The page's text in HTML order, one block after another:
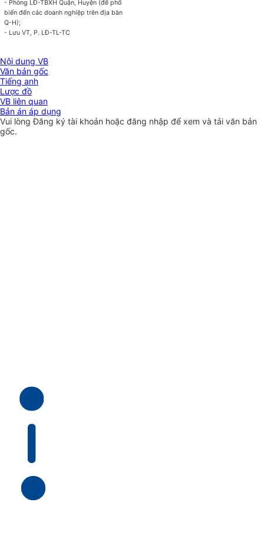
- Phòng LĐ-TBXH Quận, Huyện (để phổ
biến đến các doanh nghiệp trên địa bàn
Q-H);
- Lưu VT, P. LĐ-TL-TC
Nội dung VB
Văn bản gốc
Tiếng anh
Lược đồ
VB liên quan
Bản án áp dụng
Vui lòngĐăng ký tài khoản hoặc đăng nhập để xem và tải văn bản
gốc.